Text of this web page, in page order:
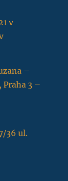
v
–
Praha 3 –
36 ul.